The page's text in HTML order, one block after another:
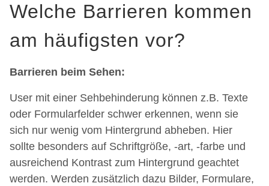
Welche Barrieren kommen
am häufigsten vor?
Barrieren beim Sehen:
User mit einer Sehbehinderung können z.B. Texte
oder Formularfelder schwer erkennen, wenn sie
sich nur wenig vom Hintergrund abheben. Hier
sollte besonders auf Schriftgröße, -art, -farbe und
ausreichend Kontrast zum Hintergrund geachtet
werden. Werden zusätzlich dazu Bilder, Formulare,